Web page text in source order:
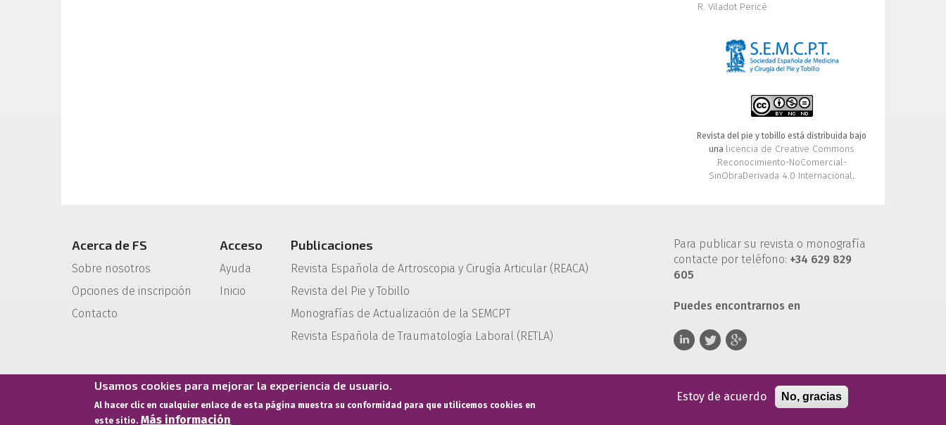
R. Viladot Pericé
Revista del pie y tobillo está distribuida bajo
una licencia de Creative Commons
Reconocimiento-NoComercial-
SinObraDerivada 4.0 Internacional.
Acerca de FS
Sobre nosotros
Opciones de inscripción
Contacto
Acceso
Ayuda
Inicio
Publicaciones
Revista Española de Artroscopia y Cirugía Articular (REACA)
Revista del Pie y Tobillo
Monografías de Actualización de la SEMCPT
Revista Española de Traumatología Laboral (RETLA)
Para publicar su revista o monografía
contacte por teléfono: +34 629 829
605
Puedes encontrarnos en
Política de privacidad Política de cookies
Usamos cookies para mejorar la experiencia de usuario.
Al hacer clic en cualquier enlace de esta página muestra su conformidad para que utilicemos cookies en
este sitio. Más información
Estoy de acuerdo No, gracias